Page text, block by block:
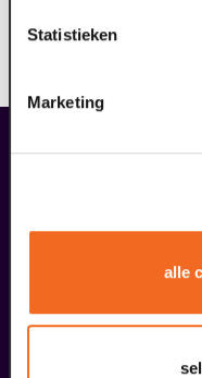
Statistieken
Marketing
alle
streven ernaar dat
voor deze doelgroep